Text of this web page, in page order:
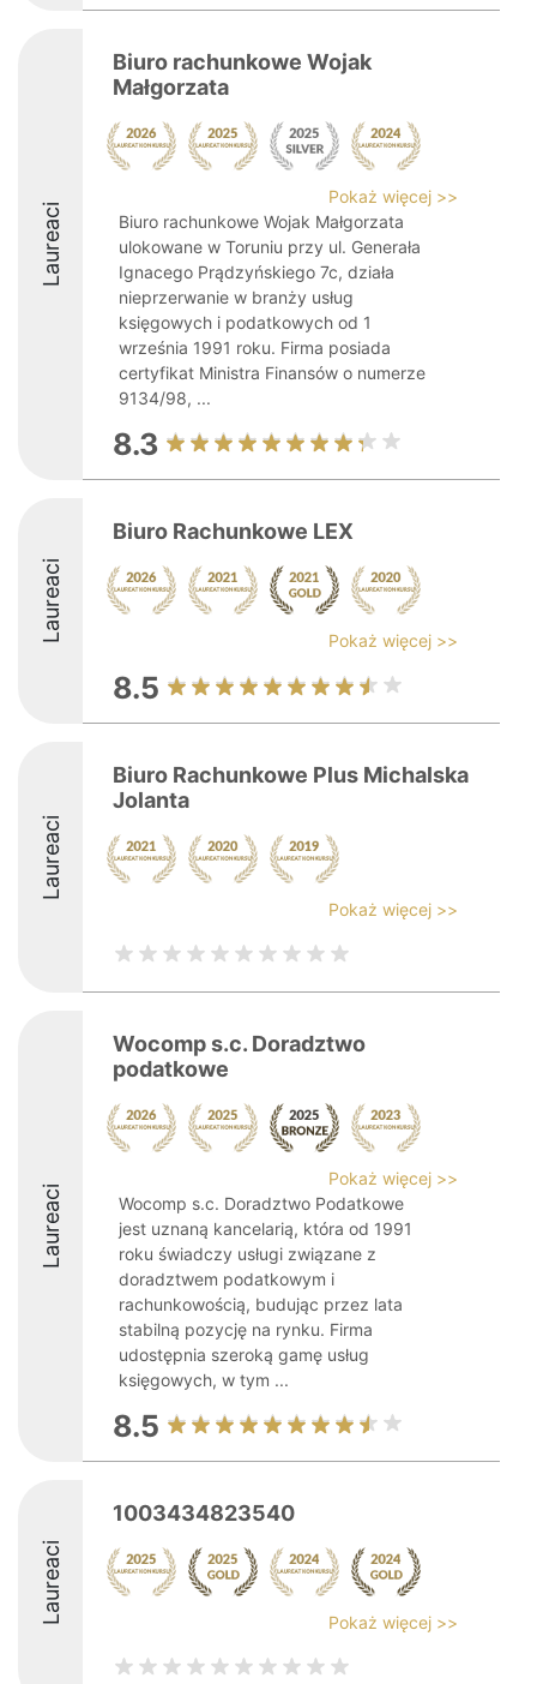
Laureaci
Biuro rachunkowe Wojak
Małgorzata
Pokaż więcej >>
Biuro rachunkowe Wojak Małgorzata
ulokowane w Toruniu przy ul. Generała
Ignacego Prądzyńskiego 7c, działa
nieprzerwanie w branży usług
księgowych i podatkowych od 1
września 1991 roku. Firma posiada
certyfikat Ministra Finansów o numerze
9134/98, ...
8.3
Laureaci
Biuro Rachunkowe LEX
Pokaż więcej >>
8.5
Laureaci
Biuro Rachunkowe Plus Michalska
Jolanta
Pokaż więcej >>
Laureaci
Wocomp s.c. Doradztwo
podatkowe
Pokaż więcej >>
Wocomp s.c. Doradztwo Podatkowe
jest uznaną kancelarią, która od 1991
roku świadczy usługi związane z
doradztwem podatkowym i
rachunkowością, budując przez lata
stabilną pozycję na rynku. Firma
udostępnia szeroką gamę usług
księgowych, w tym ...
8.5
Laureaci
1003434823540
Pokaż więcej >>